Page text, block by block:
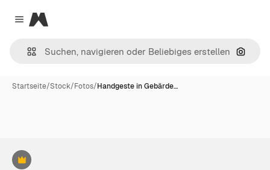
Close menu
Magnific
Nach
Startseite/Stock/Fotos/Handgeste in Gebärde…
Premium